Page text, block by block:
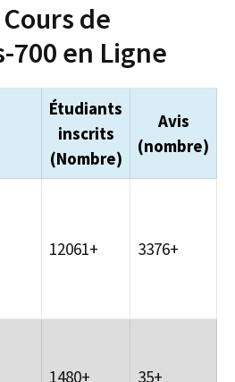
de
700 en Ligne
Étudiants
inscrits
(Nombre)
Avis
(nombre)
12061+ 3376+
1480+ 35+